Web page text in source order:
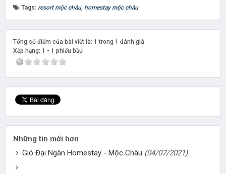
Tags: resort mộc châu, homestay mộc châu
Tổng số điểm của bài viết là: 1 trong 1 đánh giá
Xếp hạng: 1 - 1 phiếu bầu
Những tin mới hơn
Gió Đại Ngàn Homestay - Mộc Châu (04/07/2021)